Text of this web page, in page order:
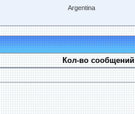
Argentina
Кол-во сообщений